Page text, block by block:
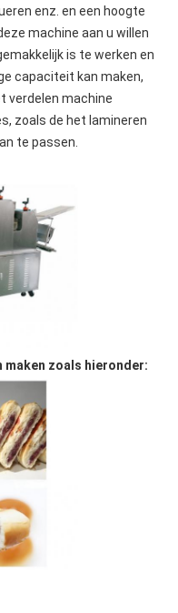
enz. en een hoogte
machine aan u willen
is te werken en
capaciteit kan maken,
verdelen machine
zoals de het lamineren
te passen.
maken zoals hieronder: